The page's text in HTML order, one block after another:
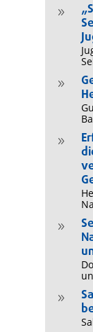
9
9
9
9
9